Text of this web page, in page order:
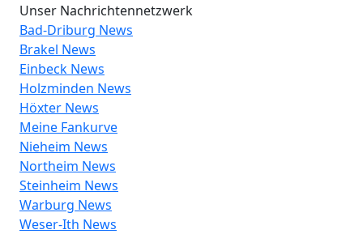
Unser Nachrichtennetzwerk
Bad-Driburg News
Brakel News
Einbeck News
Holzminden News
Höxter News
Meine Fankurve
Nieheim News
Northeim News
Steinheim News
Warburg News
Weser-Ith News